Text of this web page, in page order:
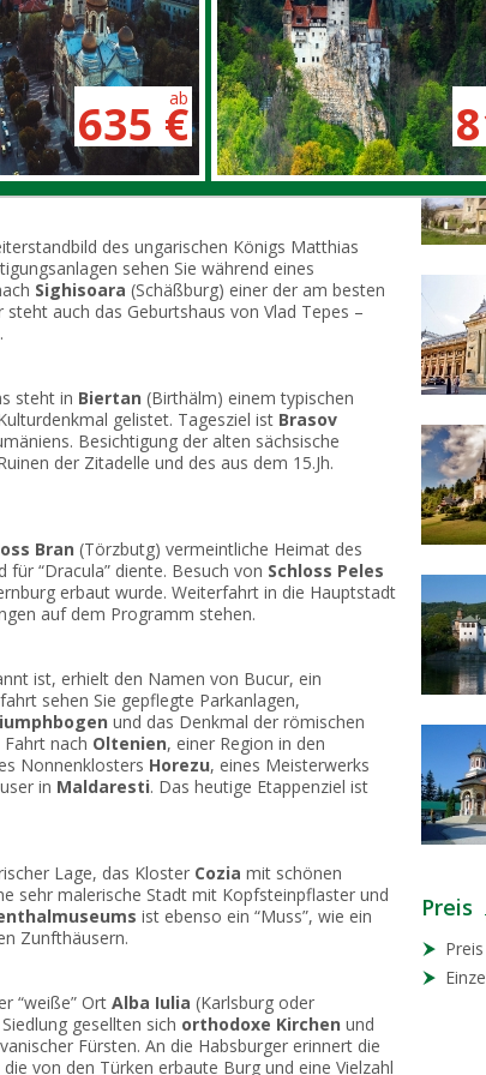
ab
635 €
Oradea, erwartet Sie Ihr deutschsprachiger
begleiten wird. Durch das Tal der “Schnellen
(Klausenburg), auf Grund der Gold- und
des ungarischen Königs Matthias
sehen Sie während eines
Sighisoara (Schäßburg) einer der am besten
auch das Geburtshaus von Vlad Tepes –
.
steht in Biertan (Birthälm) einem typischen
gelistet. Tagesziel ist Brasov
Besichtigung der alten sächsische
der Zitadelle und des aus dem 15.Jh.
Bran (Törzbutg) vermeintliche Heimat des
für “Dracula” diente. Besuch von Schloss Peles
erbaut wurde. Weiterfahrt in die Hauptstadt
auf dem Programm stehen.
ist, erhielt den Namen von Bucur, ein
sehen Sie gepflegte Parkanlagen,
und das Denkmal der römischen
nach Oltenien, einer Region in den
Nonnenklosters Horezu, eines Meisterwerks
in Maldaresti. Das heutige Etappenziel ist
Lage, das Kloster Cozia mit schönen
sehr malerische Stadt mit Kopfsteinpflaster und
ist ebenso ein “Muss”, wie ein
Zunfthäusern.
“weiße” Ort Alba Iulia (Karlsburg oder
gesellten sich orthodoxe Kirchen und
Fürsten. An die Habsburger erinnert die
von den Türken erbaute Burg und eine Vielzahl
Preis